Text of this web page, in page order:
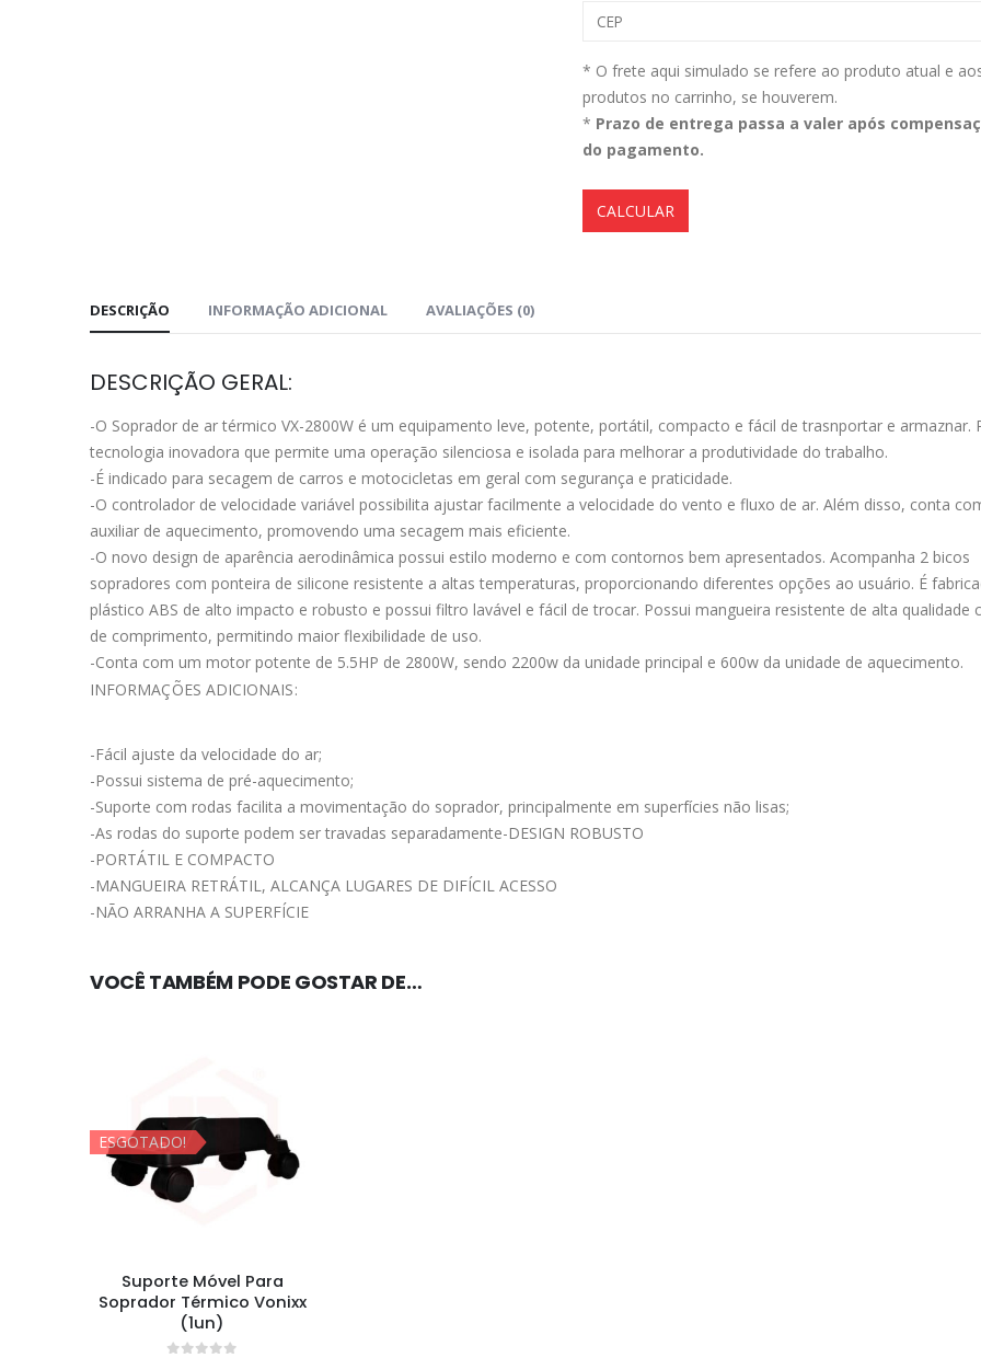
* O frete aqui simulado se refere ao produto atual e
produtos no carrinho, se houverem.
* Prazo de entrega passa a valer após
do pagamento.
CALCULAR
DESCRIÇÃO INFORMAÇÃO ADICIONAL AVALIAÇÕES (0)
DESCRIÇÃO GERAL:
-O Soprador de ar térmico VX-2800W é um equipamento leve, potente, portátil, compacto e fácil de trasnportar e armaznar.
tecnologia inovadora que permite uma operação silenciosa e isolada para melhorar a produtividade do trabalho.
-É indicado para secagem de carros e motocicletas em geral com segurança e praticidade.
-O controlador de velocidade variável possibilita ajustar facilmente a velocidade do vento e fluxo de ar. Além disso, conta
auxiliar de aquecimento, promovendo uma secagem mais eficiente.
-O novo design de aparência aerodinâmica possui estilo moderno e com contornos bem apresentados. Acompanha 2 bicos
sopradores com ponteira de silicone resistente a altas temperaturas, proporcionando diferentes opções ao usuário. É
plástico ABS de alto impacto e robusto e possui filtro lavável e fácil de trocar. Possui mangueira resistente de alta qualidade
de comprimento, permitindo maior flexibilidade de uso.
-Conta com um motor potente de 5.5HP de 2800W, sendo 2200w da unidade principal e 600w da unidade de aquecimento.
INFORMAÇÕES ADICIONAIS:
-Fácil ajuste da velocidade do ar;
-Possui sistema de pré-aquecimento;
-Suporte com rodas facilita a movimentação do soprador, principalmente em superfícies não lisas;
-As rodas do suporte podem ser travadas separadamente-DESIGN ROBUSTO
-PORTÁTIL E COMPACTO
-MANGUEIRA RETRÁTIL, ALCANÇA LUGARES DE DIFÍCIL ACESSO
-NÃO ARRANHA A SUPERFÍCIE
VOCÊ TAMBÉM PODE GOSTAR DE
ESGOTADO!
Suporte Móvel Para
Soprador Térmico Vonixx
(1un)
R$259,90